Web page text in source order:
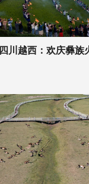
四川越西：欢庆彝族